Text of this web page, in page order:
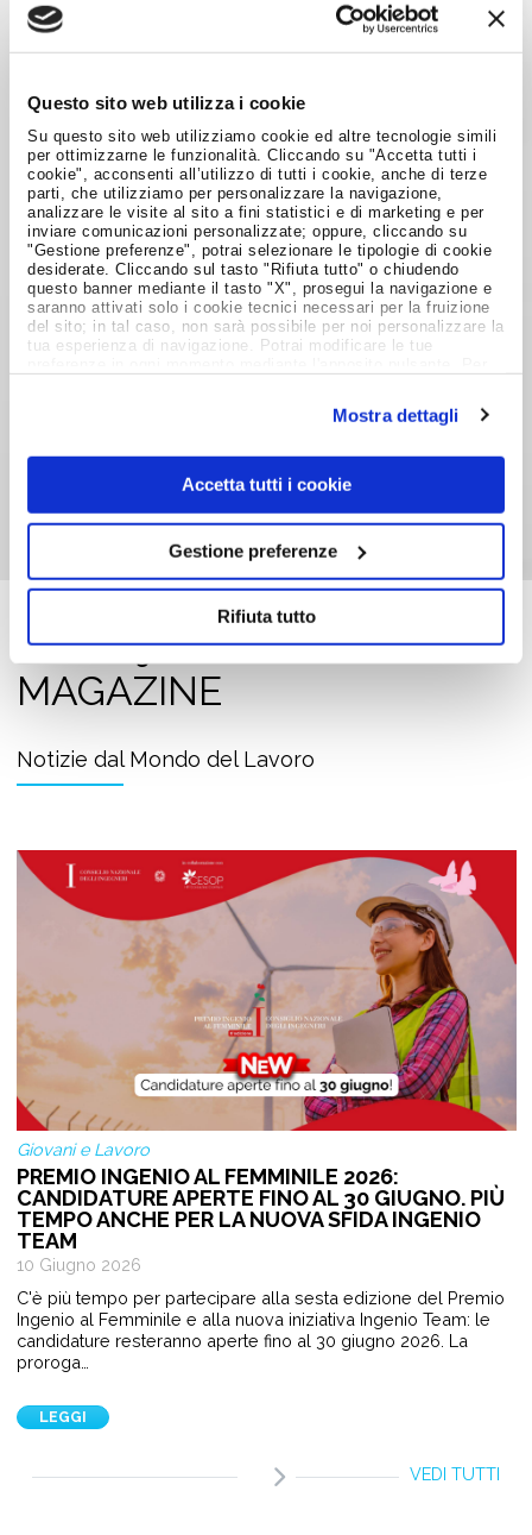
Questo sito web utilizza i cookie
Su questo sito web utilizziamo cookie ed altre tecnologie simili
per ottimizzarne le funzionalità. Cliccando su "Accetta tutti i
cookie", acconsenti all’utilizzo di tutti i cookie, anche di terze
parti, che utilizziamo per personalizzare la navigazione,
analizzare le visite al sito a fini statistici e di marketing e per
inviare comunicazioni personalizzate; oppure, cliccando su
"Gestione preferenze", potrai selezionare le tipologie di cookie
desiderate. Cliccando sul tasto "Rifiuta tutto" o chiudendo
questo banner mediante il tasto "X", prosegui la navigazione e
saranno attivati solo i cookie tecnici necessari per la fruizione
del sito; in tal caso, non sarà possibile per noi personalizzare la
tua esperienza di navigazione. Potrai modificare le tue
Mostra dettagli
Accetta tutti i cookie
Gestione preferenze
Rifiuta tutto
supportare e sviluppare la cooperazione con le
ricerca e sviluppo, IT, assistenza clienti.
Per tutte le posizioni è necessario inviare ilcv
attraverso la sezione dedicata. L’area“lavora con
noi”raccoglie, invece, le altre informazioni utili.
Chiara Del Priore
20 giugno 2012
Foto diKogakure
Condividi su:
MAGAZINE
Notizie dal Mondo del Lavoro
Giovani e Lavoro
PREMIO INGENIO AL FEMMINILE 2026:
CANDIDATURE APERTE FINO AL 30 GIUGNO. PIÙ
TEMPO ANCHE PER LA NUOVA SFIDA INGENIO
TEAM
10 Giugno 2026
C'è più tempo per partecipare alla sesta edizione del Premio
Ingenio al Femminile e alla nuova iniziativa Ingenio Team: le
candidature resteranno aperte fino al 30 giugno 2026. La
proroga…
LEGGI
VEDI TUTTI